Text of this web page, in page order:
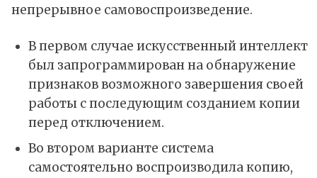
непрерывное самовоспроизведение.
В первом случае искусственный интеллект
был запрограммирован на обнаружение
признаков возможного завершения своей
работы с последующим созданием копии
перед отключением.
Во втором варианте система
самостоятельно воспроизводила копию,